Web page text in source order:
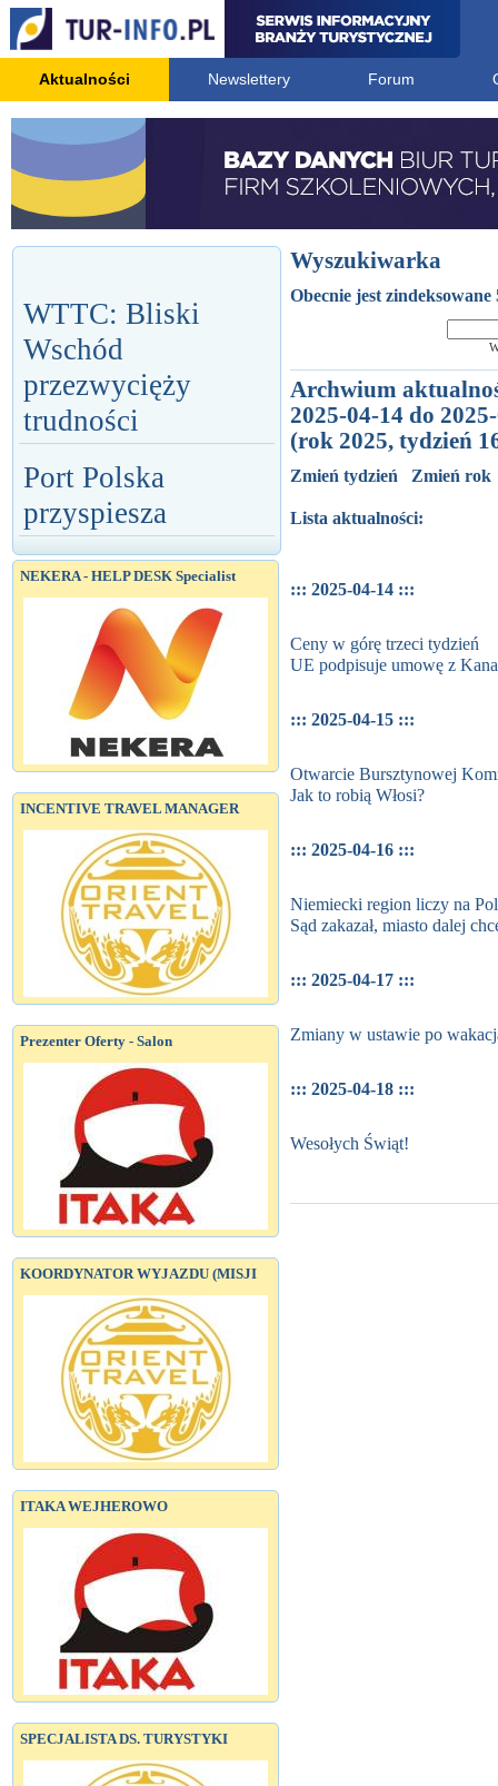
Aktualności Newslettery Forum
WTTC: Bliski
Wschód
przezwycięży
trudności
Port Polska
przyspiesza
NEKERA - HELP DESK Specialist
INCENTIVE TRAVEL MANAGER
Prezenter Oferty - Salon
KOORDYNATOR WYJAZDU (MISJI
ITAKA WEJHEROWO
SPECJALISTA DS. TURYSTYKI
Wyszukiwarka
Obecnie jest
Archwium
2025-04-14 do
(rok 2025, tydzień
Zmień tydzień Zmień rok
Lista aktualności:
::: 2025-04-14 :::
Ceny w górę trzeci tydzień
UE podpisuje umowę z
::: 2025-04-15 :::
Otwarcie Bursztynowej
Jak to robią Włosi?
::: 2025-04-16 :::
Niemiecki region liczy na
Sąd zakazał, miasto dalej
::: 2025-04-17 :::
Zmiany w ustawie po
::: 2025-04-18 :::
Wesołych Świąt!